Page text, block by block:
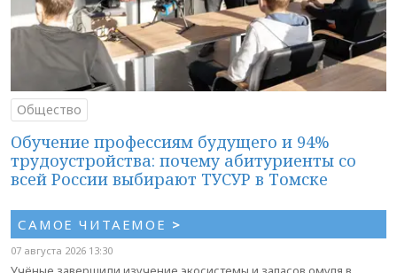
Общество
Обучение профессиям будущего и 94%
трудоустройства: почему абитуриенты со
всей России выбирают ТУСУР в Томске
САМОЕ ЧИТАЕМОЕ >
07 августа 2026 13:30